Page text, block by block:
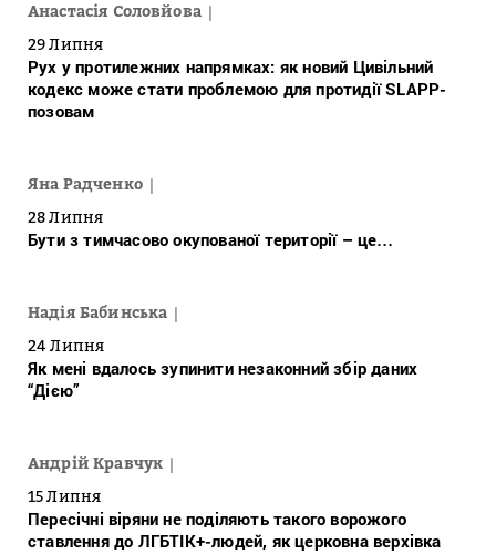
Анастасія Соловйова
29 Липня
Рух у протилежних напрямках: як новий Цивільний
кодекс може стати проблемою для протидії SLAPP-
позовам
Яна Радченко
28 Липня
Бути з тимчасово окупованої території – це…
Надія Бабинська
24 Липня
Як мені вдалось зупинити незаконний збір даних
“Дією”
Андрій Кравчук
15 Липня
Пересічні віряни не поділяють такого ворожого
ставлення до ЛГБТІК+-людей, як церковна верхівка